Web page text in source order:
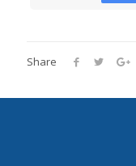
Share